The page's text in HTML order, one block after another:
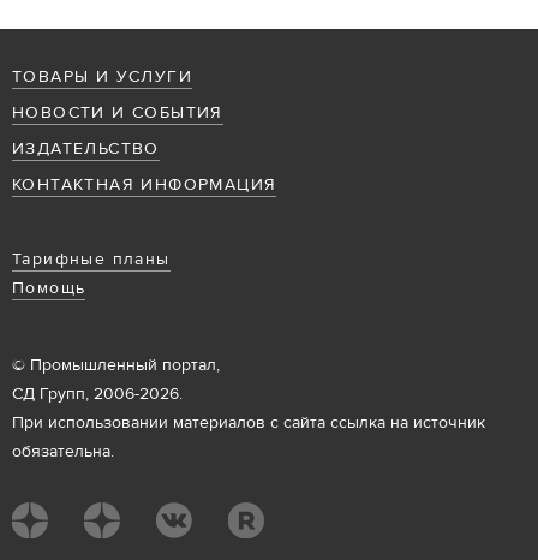
ТОВАРЫ И УСЛУГИ
НОВОСТИ И СОБЫТИЯ
ИЗДАТЕЛЬСТВО
КОНТАКТНАЯ ИНФОРМАЦИЯ
Тарифные планы
Помощь
© Промышленный портал,
СД Групп, 2006-2026.
При использовании материалов с сайта ссылка на источник
обязательна.